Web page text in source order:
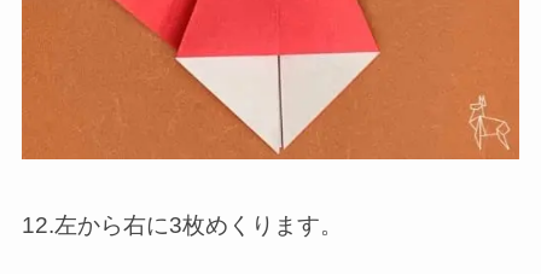
12.左から右に3枚めくります。